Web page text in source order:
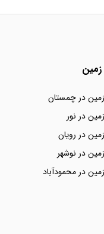
در چمستان
در نور
در رویان
در نوشهر
در محمودآباد